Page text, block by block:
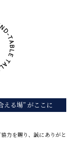
える場” がここに
力を賜り、誠にありがと